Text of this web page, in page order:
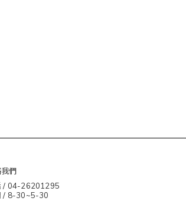
們
/ 04-26201295
/ 8-30~5-30